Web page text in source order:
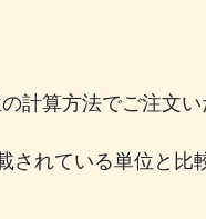
計算方法でご注文
れている単位と比